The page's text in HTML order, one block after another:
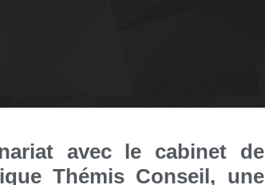
avec le cabinet de
Thémis Conseil, une